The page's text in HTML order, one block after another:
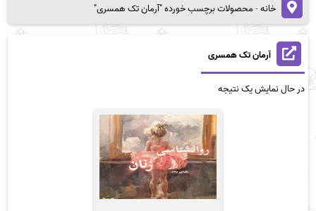
خانه-محصولات برچسب خورده "آرمان تک همسری"
آرمان تک همسری
در حال نمایش یک نتیجه